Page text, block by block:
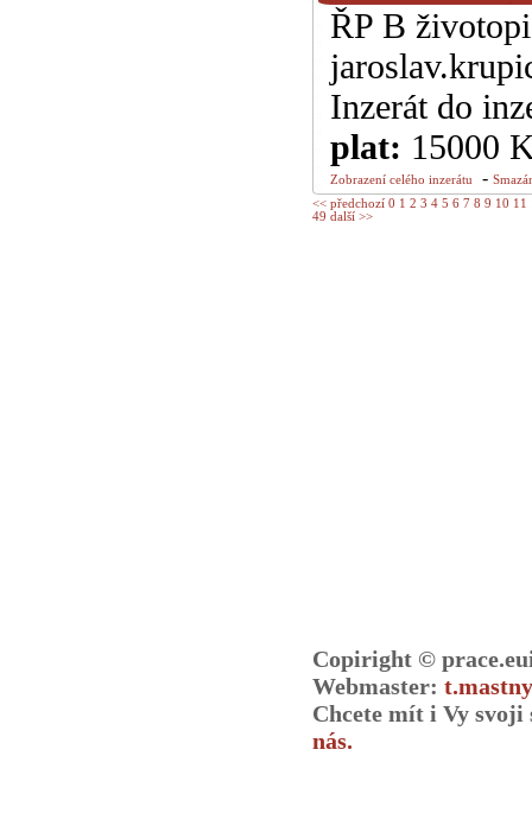
ŘP B
Inzerát do
plat: 15000
Zobrazení celého inzerátu -
<< předchozí 0 1 2 3 4 5 6 7 8 9 10 11
49 další >>
Copiright ©
Webmaster:
Chcete mít i Vy
nás.